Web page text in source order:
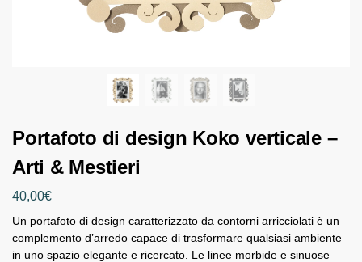
Portafoto di design Koko verticale –
Arti & Mestieri
40,00€
Un portafoto di design caratterizzato da contorni arricciolati è un
complemento d’arredo capace di trasformare qualsiasi ambiente
in uno spazio elegante e ricercato. Le linee morbide e sinuose